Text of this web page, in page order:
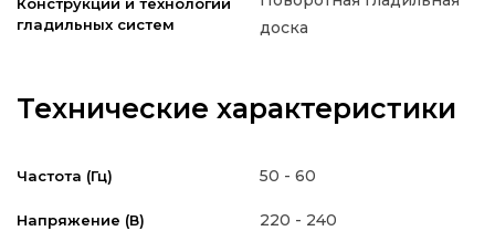
гладильных систем
доска
Технические характеристики
Частота (Гц) 50 - 60
Напряжение (В) 220 - 240